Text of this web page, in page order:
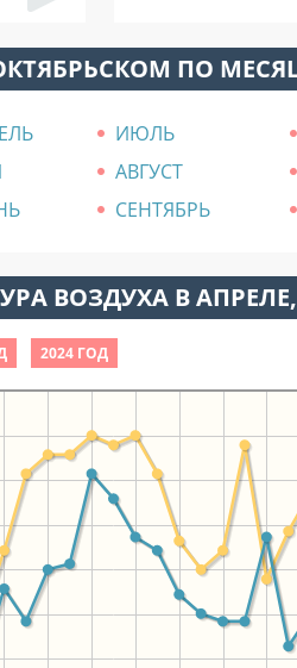
ПО
ИЮЛЬ
АВГУСТ
СЕНТЯБРЬ
ВОЗДУХА В АПРЕЛЕ,
2024 ГОД